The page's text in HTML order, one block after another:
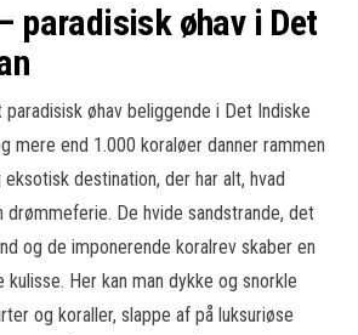
paradisisk øhav i Det
øhav beliggende i Det Indiske
mere end 1.000 koraløer danner rammen
destination, der har alt, hvad
De hvide sandstrande, det
og de imponerende koralrev skaber en
Her kan man dykke og snorkle
og koraller, slappe af på luksuriøse